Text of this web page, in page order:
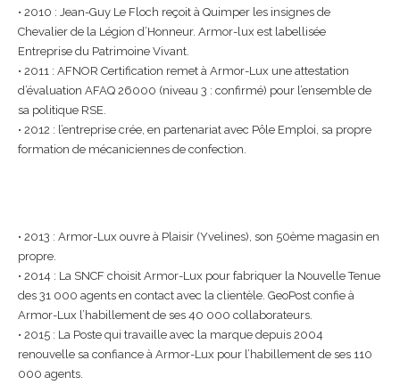
• 2010 : Jean-Guy Le Floch reçoit à Quimper les insignes de
Chevalier de la Légion d’Honneur. Armor-lux est labellisée
Entreprise du Patrimoine Vivant.
• 2011 : AFNOR Certification remet à Armor-Lux une attestation
d’évaluation AFAQ 26000 (niveau 3 : confirmé) pour l’ensemble de
sa politique RSE.
• 2012 : l’entreprise crée, en partenariat avec Pôle Emploi, sa propre
formation de mécaniciennes de confection.
• 2013 : Armor-Lux ouvre à Plaisir (Yvelines), son 50ème magasin en
propre.
• 2014 : La SNCF choisit Armor-Lux pour fabriquer la Nouvelle Tenue
des 31 000 agents en contact avec la clientèle. GeoPost confie à
Armor-Lux l’habillement de ses 40 000 collaborateurs.
• 2015 : La Poste qui travaille avec la marque depuis 2004
renouvelle sa confiance à Armor-Lux pour l’habillement de ses 110
000 agents.